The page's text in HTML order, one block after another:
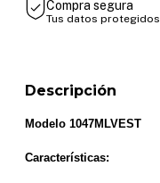
Compra segura
Tus datos protegidos
Descripción
Modelo 1047MLVEST
Características: